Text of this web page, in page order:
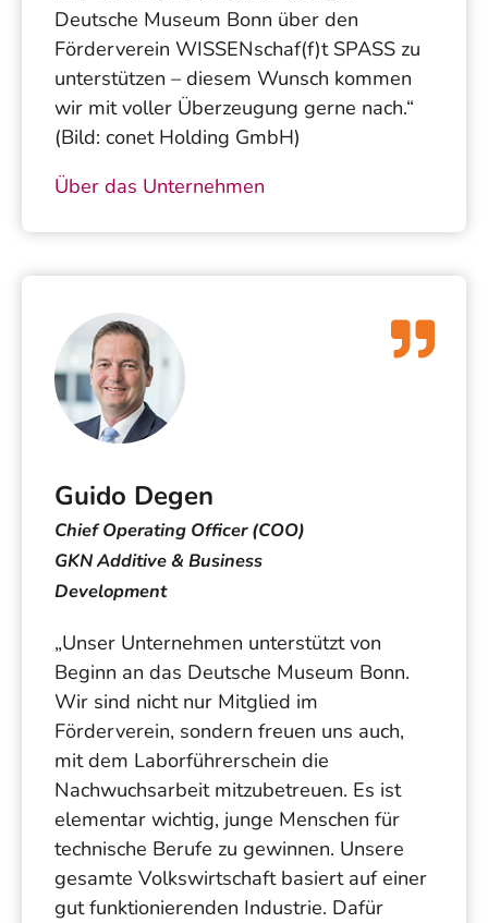
Deutsche Museum Bonn über den
Förderverein WISSENschaf(f)t SPASS zu
unterstützen – diesem Wunsch kommen
wir mit voller Überzeugung gerne nach.“
(Bild: conet Holding GmbH)
Über das Unternehmen
Guido Degen
Chief Operating Officer (COO)
GKN Additive & Business
Development
„Unser Unternehmen unterstützt von
Beginn an das Deutsche Museum Bonn.
Wir sind nicht nur Mitglied im
Förderverein, sondern freuen uns auch,
mit dem Laborführerschein die
Nachwuchsarbeit mitzubetreuen. Es ist
elementar wichtig, junge Menschen für
technische Berufe zu gewinnen. Unsere
gesamte Volkswirtschaft basiert auf einer
gut funktionierenden Industrie. Dafür